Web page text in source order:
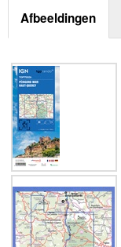
Afbeeldingen